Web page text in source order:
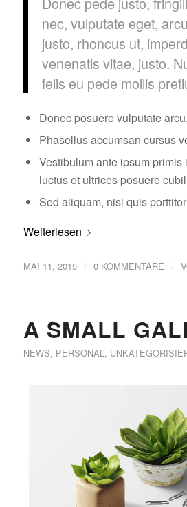
nec, vulputate eget,
justo, rhoncus ut,
venenatis vitae, justo.
felis eu pede mollis
Donec posuere vulputate arcu.
Phasellus accumsan cursus
Vestibulum ante ipsum primis
luctus et ultrices posuere
Sed aliquam, nisi quis
Weiterlesen
MAI 11, 2015 / 0 KOMMENTARE /
A SMALL
NEWS, PERSONAL ,